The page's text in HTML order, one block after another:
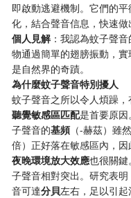
即啟動逃避機制。它們的
化，結合聲音信息，快速做
​個人見解​：我認為蚊子聲
物通過簡單的翅膀振動，
是自然界的奇蹟。
​為什麼蚊子聲音特別擾人​
蚊子聲音之所以令人煩躁，
​聽覺敏感區匹配​是首要原
子聲音的​​基頻​ （-赫茲）雖
倍）正好落在敏感區內，因
​夜晚環境放大效應​也很關
子聲音相對突出。研究表
音可達​​分貝​左右，足以引起